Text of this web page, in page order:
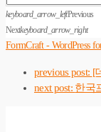
keyboard_arrow_leftPrevious
Nextkeyboard_arrow_right
FormCraft - WordPress
previous post: [
next post: 한국